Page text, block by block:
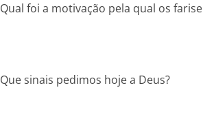
Qual foi a motivação pela qual os
Que sinais pedimos hoje a Deus?